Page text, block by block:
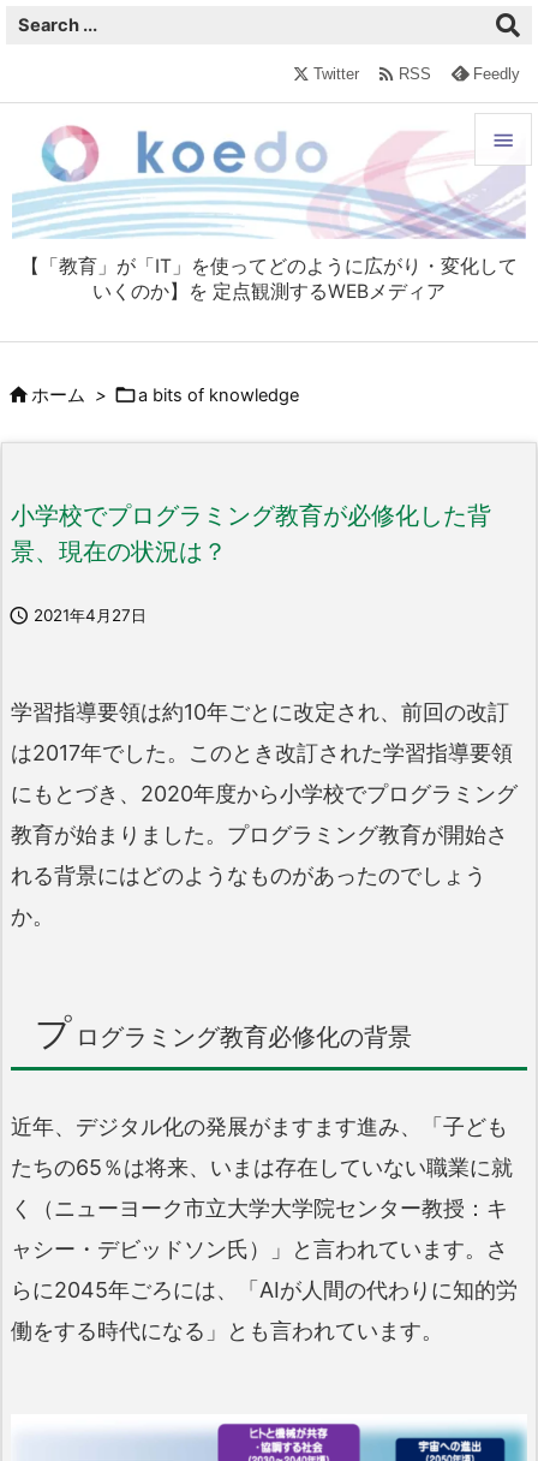
【「教育」が「IT」を使ってどのように広がり・変化して
いくのか】を 定点観測するWEBメディア


メニュ

Twitter  RSS Feedly
ホーム > a bits of knowledge
小学校でプログラミング教育が必修化した背
景、現在の状況は？
 2021年4月27日
学習指導要領は約10年ごとに改定され、前回の改訂
は2017年でした。このとき改訂された学習指導要領
にもとづき、2020年度から小学校でプログラミング
教育が始まりました。プログラミング教育が開始さ
れる背景にはどのようなものがあったのでしょう
か。
プ ログラミング教育必修化の背景
近年、デジタル化の発展がますます進み、「子ども
たちの65％は将来、いまは存在していない職業に就
く（ニューヨーク市立大学大学院センター教授：キ
ャシー・デビッドソン氏）」と言われています。さ
らに2045年ごろには、「AIが人間の代わりに知的労
働をする時代になる」とも言われています。